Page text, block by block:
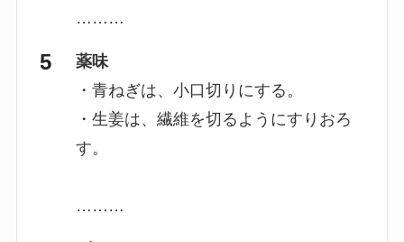
………
薬味
・青ねぎは、小口切りにする。
・生姜は、繊維を切るようにすりおろ
す。
………